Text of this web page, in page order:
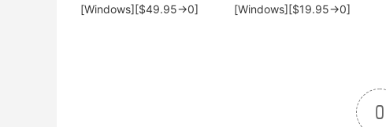
[Windows][$49.95→0]
[Windows][$19.95→0]
0